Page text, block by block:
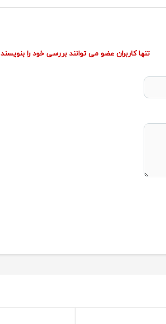
تنها کاربران عضو می توانند بررسی خود را بنویسند